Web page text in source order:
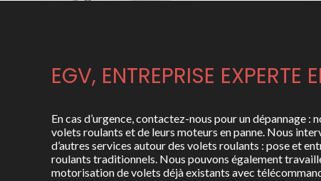
EGV, ENTREPRISE EXPERTE
En cas d’urgence, contactez-nous pour un dépannage
volets roulants et de leurs moteurs en panne. Nous
d’autres services autour des volets roulants : pose et
roulants traditionnels. Nous pouvons également
motorisation de volets déjà existants avec